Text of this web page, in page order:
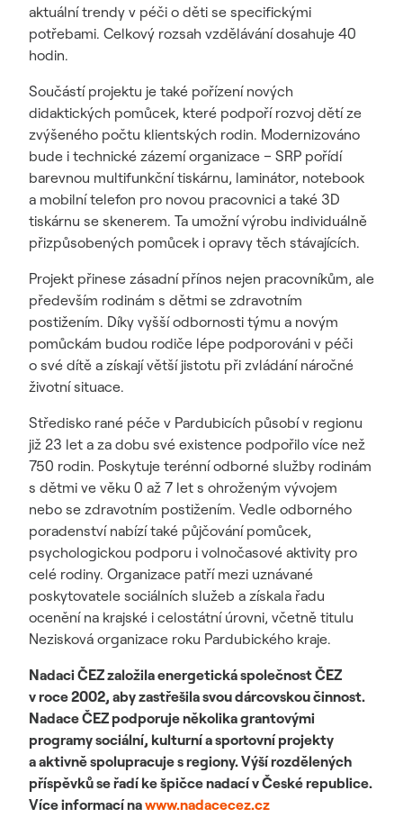
aktuální trendy v péči o děti se specifickými
potřebami. Celkový rozsah vzdělávání dosahuje 40
hodin.
Součástí projektu je také pořízení nových
didaktických pomůcek, které podpoří rozvoj dětí ze
zvýšeného počtu klientských rodin. Modernizováno
bude i technické zázemí organizace – SRP pořídí
barevnou multifunkční tiskárnu, laminátor, notebook
a mobilní telefon pro novou pracovnici a také 3D
tiskárnu se skenerem. Ta umožní výrobu individuálně
přizpůsobených pomůcek i opravy těch stávajících.
Projekt přinese zásadní přínos nejen pracovníkům, ale
především rodinám s dětmi se zdravotním
postižením. Díky vyšší odbornosti týmu a novým
pomůckám budou rodiče lépe podporováni v péči
o své dítě a získají větší jistotu při zvládání náročné
životní situace.
Středisko rané péče v Pardubicích působí v regionu
již 23 let a za dobu své existence podpořilo více než
750 rodin. Poskytuje terénní odborné služby rodinám
s dětmi ve věku 0 až 7 let s ohroženým vývojem
nebo se zdravotním postižením. Vedle odborného
poradenství nabízí také půjčování pomůcek,
psychologickou podporu i volnočasové aktivity pro
celé rodiny. Organizace patří mezi uznávané
poskytovatele sociálních služeb a získala řadu
ocenění na krajské i celostátní úrovni, včetně titulu
Nezisková organizace roku Pardubického kraje.
Nadaci ČEZ založila energetická společnost ČEZ
v roce 2002, aby zastřešila svou dárcovskou činnost.
Nadace ČEZ podporuje několika grantovými
programy sociální, kulturní a sportovní projekty
a aktivněspolupracuje s regiony. Výší rozdělených
příspěvků se řadí ke špičce nadací v České republice.
Více informací nawww.nadacecez.cz